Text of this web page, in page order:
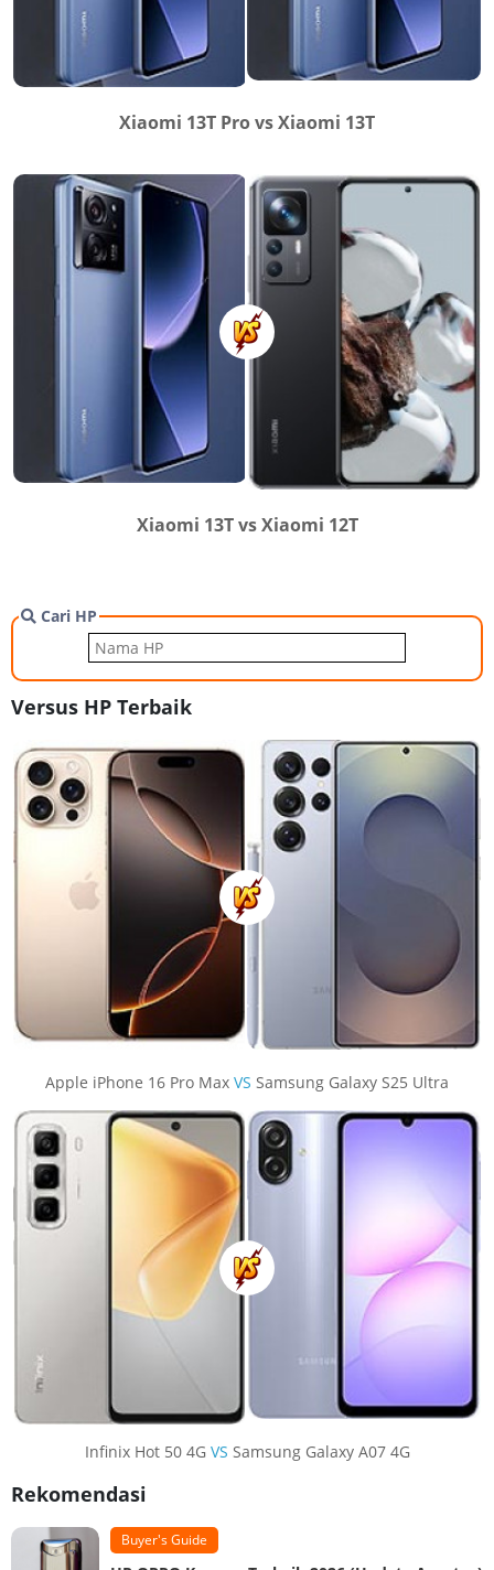
Xiaomi 13T Pro vs Xiaomi 13T
Xiaomi 13T vs Xiaomi 12T
Cari HP
Versus HP Terbaik
Apple iPhone 16 Pro Max VS Samsung Galaxy S25 Ultra
Infinix Hot 50 4G VS Samsung Galaxy A07 4G
Rekomendasi
Buyer's Guide